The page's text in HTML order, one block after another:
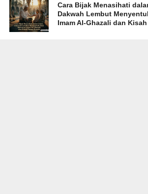
Cara Bijak Menasihati
Dakwah Lembut
Imam Al-Ghazali dan